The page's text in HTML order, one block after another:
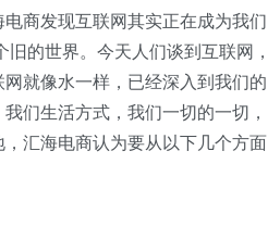
商发现互联网其实正在成为我们
的世界。今天人们谈到互联网，
就像水一样，已经深入到我们的
们生活方式，我们一切的一切，
汇海电商认为要从以下几个方面